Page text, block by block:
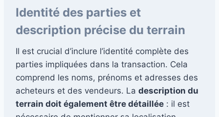
Identité des parties et
description précise du terrain
Il est crucial d’inclure l’identité complète des
parties impliquées dans la transaction. Cela
comprend les noms, prénoms et adresses des
acheteurs et des vendeurs. La description du
terrain doit également être détaillée : il est